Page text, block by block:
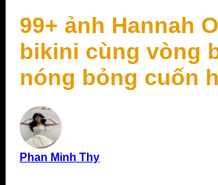
99+ ảnh Hannah
bikini cùng vòng
nóng bỏng cuốn
Phan Minh Thy